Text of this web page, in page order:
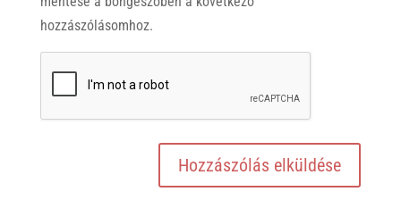
hozzászólásomhoz.